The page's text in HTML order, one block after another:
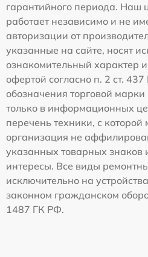
гарантийного периода. Наш
работает независимо и не
авторизации от
указанные на сайте, носят
ознакомительный характер
офертой согласно п. 2 ст.
обозначения торговой
только в информационных
перечень техники, с
организация не
указанных товарных знаков
интересы. Все виды
исключительно на
законном гражданском
1487 ГК РФ.